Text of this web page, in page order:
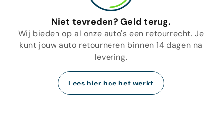
Niet tevreden? Geld terug.
Wij bieden op al onze auto's een retourrecht. Je
kunt jouw auto retourneren binnen 14 dagen na
levering.
Lees hier hoe het werkt